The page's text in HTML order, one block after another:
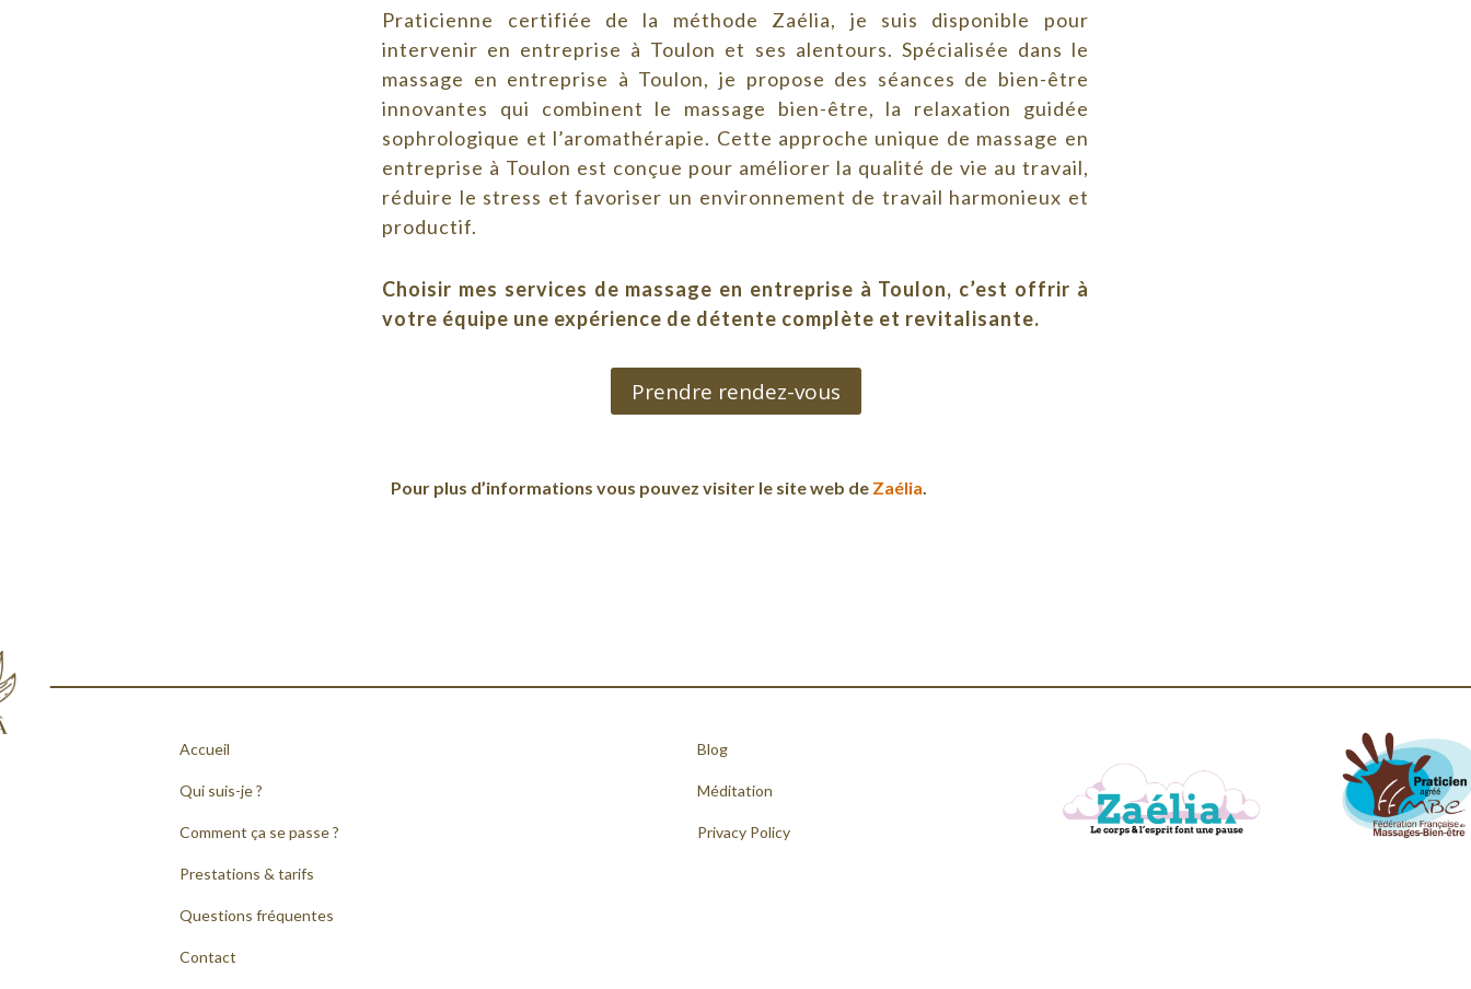
Praticienne certifiée de la méthode Zaélia, je suis disponible pour
intervenir en entreprise à Toulon et ses alentours. Spécialisée dans le
massage en entreprise à Toulon, je propose des séances de bien-être
innovantes qui combinent le massage bien-être, la relaxation guidée
sophrologique et l’aromathérapie. Cette approche unique de massage en
entreprise à Toulon est conçue pour améliorer la qualité de vie au travail,
réduire le stress et favoriser un environnement de travail harmonieux et
productif.
Choisir mes services de massage en entreprise à Toulon, c’est offrir à
votre équipe une expérience de détente complète et revitalisante.
Prendre rendez-vous
Pour plus d’informations vous pouvez visiter le site web de Zaélia.
Accueil
Qui suis-je ?
Comment ça se passe ?
Prestations & tarifs
Questions fréquentes
Contact
Blog
Méditation
Privacy Policy